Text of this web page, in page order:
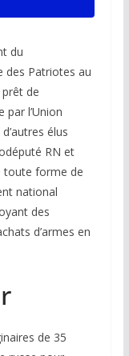
du
des Patriotes au
de
par l’Union
élus
RN et
toute forme de
national
des
d’armes en
de 35